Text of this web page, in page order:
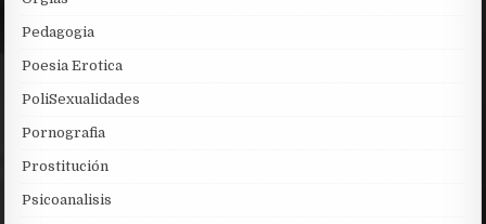
Pedagogia
Poesia Erotica
PoliSexualidades
Pornografia
Prostitución
Psicoanalisis